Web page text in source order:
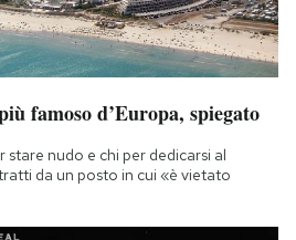
famoso d’Europa, spiegato
stare nudo e chi per dedicarsi al
da un posto in cui «è vietato